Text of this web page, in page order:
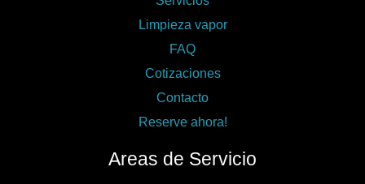
Limpieza vapor
FAQ
Cotizaciones
Contacto
Reserve ahora!
Areas de Servicio